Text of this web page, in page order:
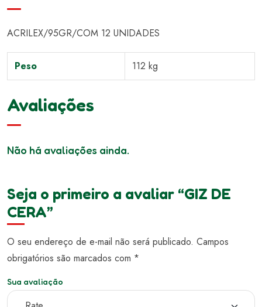
ACRILEX/95GR/COM 12 UNIDADES
Peso 112 kg
Avaliações
Não há avaliações ainda.
Seja o primeiro a avaliar “GIZ DE
CERA”
O seu endereço de e-mail não será publicado. Campos
obrigatórios são marcados com *
Sua avaliação